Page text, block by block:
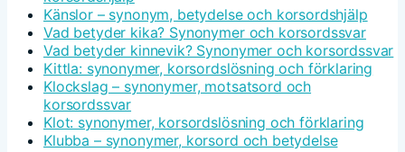
Känslor – synonym, betydelse och korsordshjälp
Vad betyder kika? Synonymer och korsordssvar
Vad betyder kinnevik? Synonymer och korsordssvar
Kittla: synonymer, korsordslösning och förklaring
Klockslag – synonymer, motsatsord och
korsordssvar
Klot: synonymer, korsordslösning och förklaring
Klubba – synonymer, korsord och betydelse